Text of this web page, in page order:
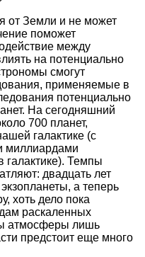
от Земли и не может
поможет
между
на потенциально
смогут
применяемые в
потенциально
На сегодняшний
700 планет,
галактике (с
миллиардами
галактике). Темпы
двадцать лет
а теперь
хоть дело пока
раскаленных
атмосферы лишь
предстоит еще много